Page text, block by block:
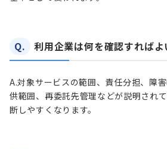
Q. 利用企業は何を確認すればよ
A.対象サービスの範囲、責任分担、障
供範囲、再委託先管理などが説明され
断しやすくなります。